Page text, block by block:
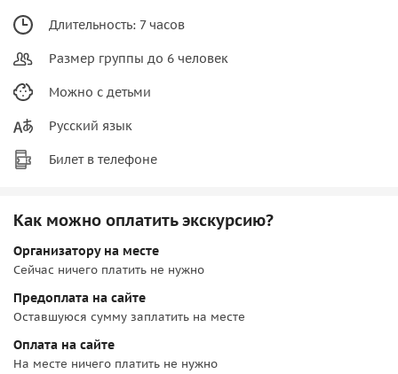
Длительность: 7 часов
Размер группы до 6 человек
Можно с детьми
Русский язык
Билет в телефоне
Как можно оплатить экскурсию?
Организатору на месте
Сейчас ничего платить не нужно
Предоплата на сайте
Оставшуюся сумму заплатить на месте
Оплата на сайте
На месте ничего платить не нужно